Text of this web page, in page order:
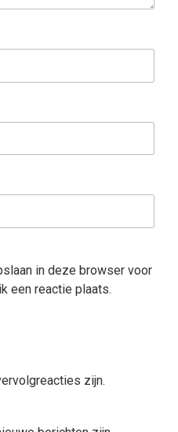
in deze browser voor
een reactie plaats.
zijn.